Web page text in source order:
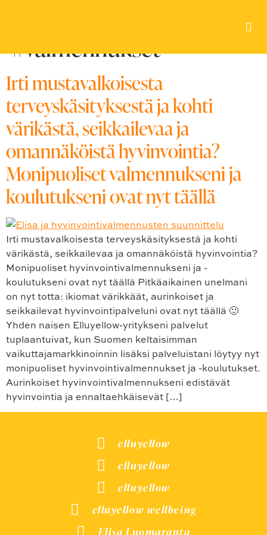
#valmennukset
Irti mustavalkoisesta
terveyskäsityksestä ja kohti
värikästä, seikkailevaa ja
omannäköistä hyvinvointia?
Monipuoliset valmennukseni ja
koulutukseni ovat nyt täällä
Irti mustavalkoisesta terveyskäsityksestä ja kohti
värikästä, seikkailevaa ja omannäköistä hyvinvointia?
Monipuoliset hyvinvointivalmennukseni ja -
koulutukseni ovat nyt täällä Pitkäaikainen unelmani
on nyt totta: ikiomat värikkäät, aurinkoiset ja
seikkailevat hyvinvointipalveluni ovat nyt täällä 🙂
Yhden naisen Elluyellow-yritykseni palvelut
tuplaantuivat, kun Suomen keltaisimman
vaikuttajamarkkinoinnin lisäksi palveluistani löytyy nyt
monipuoliset hyvinvointivalmennukset ja -koulutukset.
Aurinkoiset hyvinvointivalmennukseni edistävät
hyvinvointia ja ennaltaehkäisevät […]
elluyellow
elluyellow
elluyellow
elluyellow wellbeing
Elisa Luomaranta